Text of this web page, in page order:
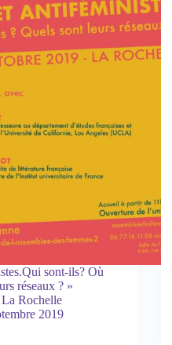
sont-ils? Où
réseaux ? »
Rochelle
2019